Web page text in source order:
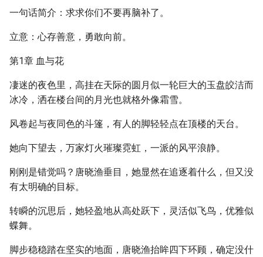
一句话简介：求求你们不要再脑补了。
立意：心存善意，勇敢向前。
第1章 血与花
凄迷的夜色里，高挂在天际的圆月似一轮巨大的玉盘皎洁而
冰冷，洒在楼台间的月光也就格外像霜雪。
风卷起与夜同色的斗篷，有人的脚轻轻点在顶楼的天台。
她向下望去，万家灯火璀璨霓虹，一派的风平浪静。
刚刚是错觉吗？唐晓渔垂目，她显然在追逐着什么，但又没
有太明确的目标。
转瞬的沉思后，她轻盈地从高处跃下，灵活似飞鸟，优雅似
蝶舞。
脚步稳稳踏在坚实的地面，唐晓渔抬眸四下环顾，确定没什